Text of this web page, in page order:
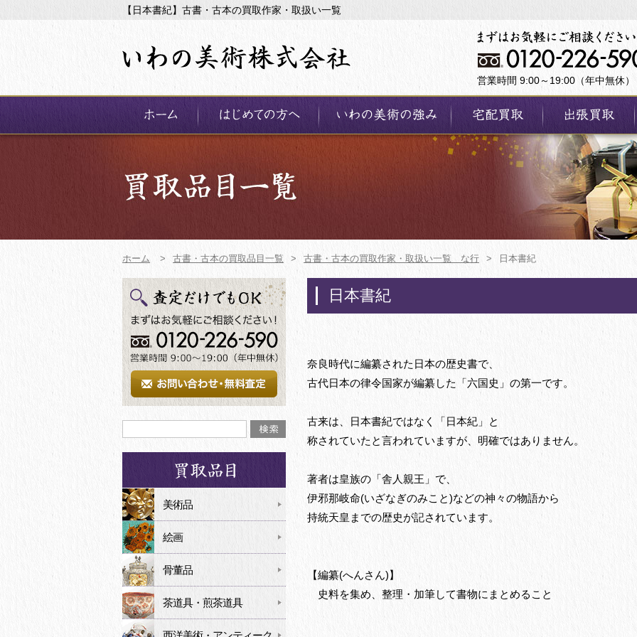
【日本書紀】古書・古本の買取作家・取扱い一覧
営業時間 9:00～19:00（年中無休）
ホーム > 古書・古本の買取品目一覧 > 古書・古本の買取作家・取扱い一覧 な行 > 日本書紀
日本書紀
奈良時代に編纂された日本の歴史書で、
古代日本の律令国家が編纂した「六国史」の第一です。
古来は、日本書紀ではなく「日本紀」と
称されていたと言われていますが、明確ではありません。
著者は皇族の「舎人親王」で、
伊邪那岐命(いざなぎのみこと)などの神々の物語から
持統天皇までの歴史が記されています。
【編纂(へんさん)】
史料を集め、整理・加筆して書物にまとめること
美術品
絵画
骨董品
茶道具・煎茶道具